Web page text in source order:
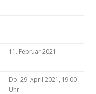
11. Februar 2021
Do. 29. April 2021, 19:00
Uhr